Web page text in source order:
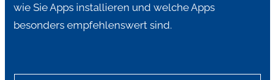
wie Sie Apps installieren und welche Apps
besonders empfehlenswert sind.